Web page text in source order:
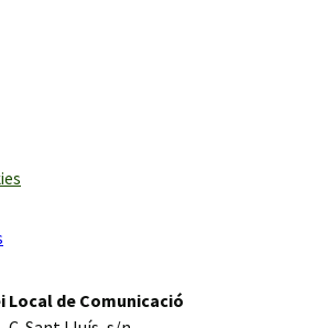
Local de Comunicació